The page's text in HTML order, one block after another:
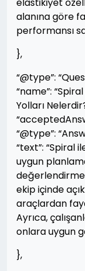
alanına göre
performansı
},
“@type”:
“name”:
Yolları
“@type”:
“text”: “Spiral
uygun
değerlendirme
ekip içinde
araçlardan
Ayrıca,
onlara uygun
},